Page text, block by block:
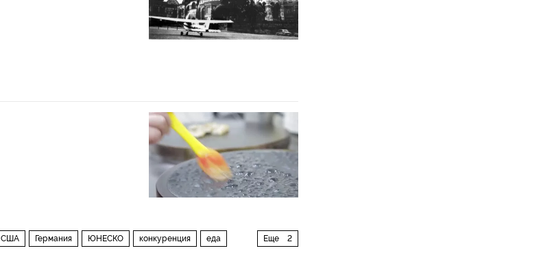
Еще 2
США Германия ЮНЕСКО конкуренция еда